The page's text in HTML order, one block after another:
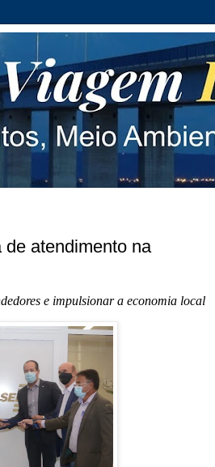
atendimento na
e impulsionar a economia local